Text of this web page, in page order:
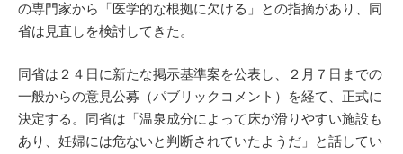
の専門家から「医学的な根拠に欠ける」との指摘があり、同
省は見直しを検討してきた。
同省は２４日に新たな掲示基準案を公表し、２月７日までの
一般からの意見公募（パブリックコメント）を経て、正式に
決定する。同省は「温泉成分によって床が滑りやすい施設も
あり、妊婦には危ないと判断されていたようだ」と話してい